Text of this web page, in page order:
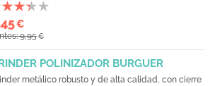
€
9,95€
POLINIZADOR BURGUER
metálico robusto y de alta calidad, con cierre